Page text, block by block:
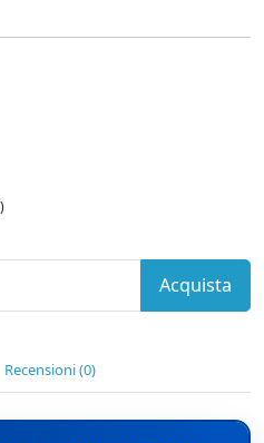
Acquista
Recensioni (0)